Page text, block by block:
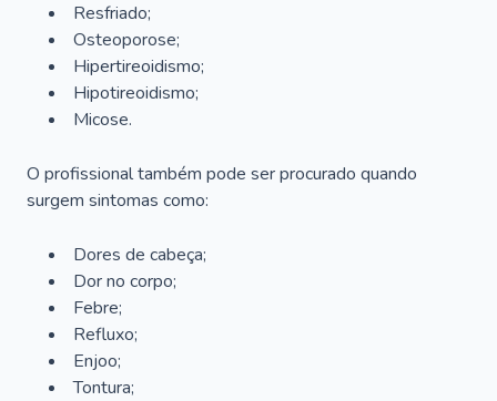
Resfriado;
Osteoporose;
Hipertireoidismo;
Hipotireoidismo;
Micose.
O profissional também pode ser procurado quando
surgem sintomas como:
Dores de cabeça;
Dor no corpo;
Febre;
Refluxo;
Enjoo;
Tontura;